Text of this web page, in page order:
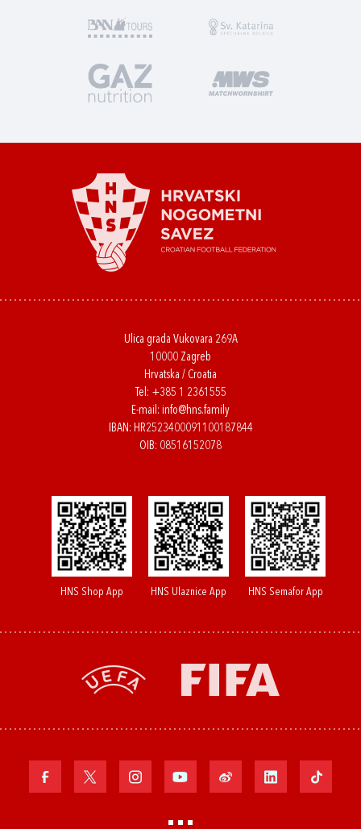
Ulica grada Vukovara 269A
10000 Zagreb
Hrvatska / Croatia
Tel: +385 1 2361555
E-mail: info@hns.family
IBAN: HR2523400091100187844
OIB: 08516152078
HNS Shop App HNS Ulaznice App HNS Semafor App